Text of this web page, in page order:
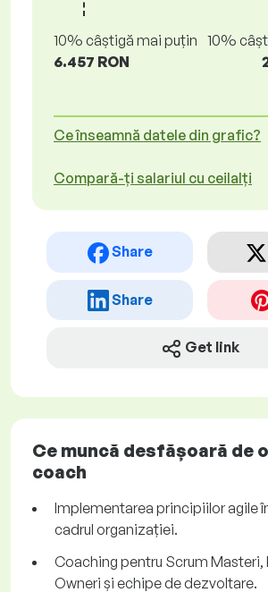
10% câștigă mai puțin
6.457 RON
10%
Ce înseamnă datele din grafic?
Compară-ți salariul cu ceilalți
Share
Share
Get link
Ce muncă desfășoară de
coach
Implementarea principiilor agile
cadrul organizației.
Coaching pentru Scrum Masteri,
Owneri și echipe de dezvoltare.